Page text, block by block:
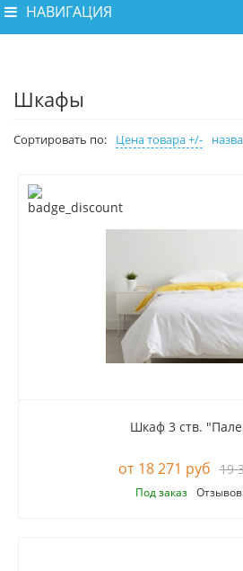
НАВИГАЦИЯ
Шкафы
Сортировать по: Цена товара +/-
Шкаф 3 ств.
18 271 руб 19
Под заказ